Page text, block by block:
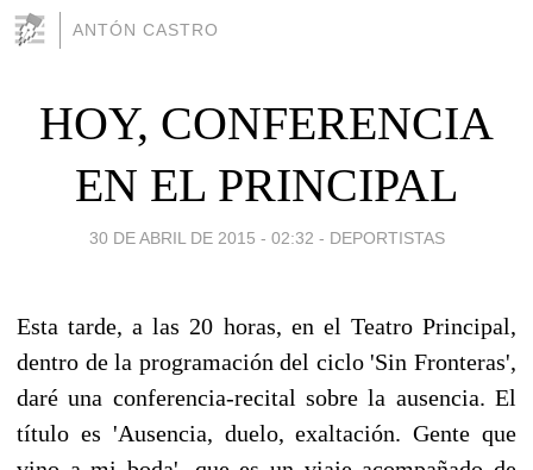
ANTÓN CASTRO
HOY, CONFERENCIA
EN EL PRINCIPAL
30 DE ABRIL DE 2015 - 02:32 - DEPORTISTAS
Esta tarde, a las 20 horas, en el Teatro Principal,
dentro de la programación del ciclo 'Sin Fronteras',
daré una conferencia-recital sobre la ausencia. El
título es 'Ausencia, duelo, exaltación. Gente que